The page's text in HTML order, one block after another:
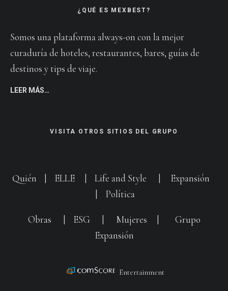
¿QUÉ ES MEXBEST?
Somos una plataforma always-on con la mejor
curaduría de hoteles, restaurantes, bares, guías de
destinos y tips de viaje.
LEER MÁS…
VISITA OTROS SITIOS DEL GRUPO
Quién ELLE Life and Style
Expansión
Política
Obras ESG Mujeres
Grupo
Expansión
Entertainment